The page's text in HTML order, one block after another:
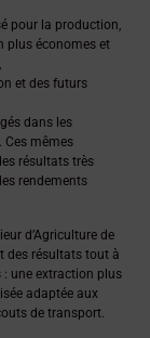
pour la production,
plus économes et
et des futurs
dans les
mêmes
résultats très
rendements
d’Agriculture de
des résultats tout à
une extraction plus
adaptée aux
de transport.